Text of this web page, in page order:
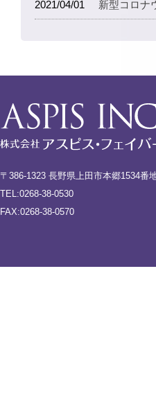
〒386-1323 長野県上田市本郷1534番
TEL:0268-38-0530
FAX:0268-38-0570